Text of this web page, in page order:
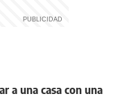
a una casa con una